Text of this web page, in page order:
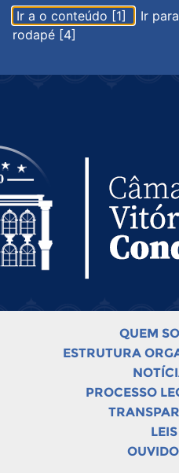
Ir a o conteúdo [1] Ir
rodapé [4]
QUEM
ESTRUTURA
PROCESSO
LEIS